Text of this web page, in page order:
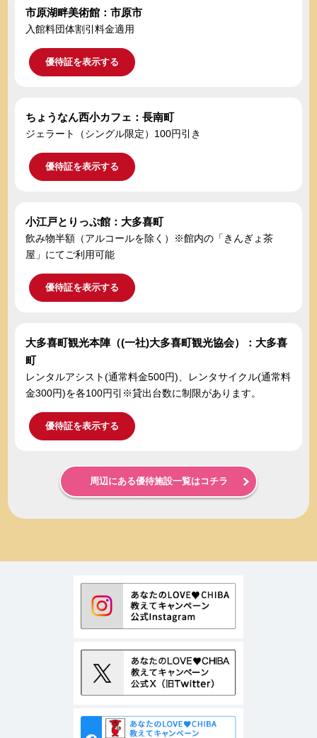
市原湖畔美術館：市原市
入館料団体割引料金適用
優待証を表示する
ちょうなん西小カフェ：長南町
ジェラート（シングル限定）100円引き
優待証を表示する
小江戸とりっぷ館：大多喜町
飲み物半額（アルコールを除く）※館内の「きんぎょ茶
屋」にてご利用可能
優待証を表示する
大多喜町観光本陣（(一社)大多喜町観光協会）：大多喜
町
レンタルアシスト(通常料金500円)、レンタサイクル(通常料
金300円)を各100円引※貸出台数に制限があります。
優待証を表示する
周辺にある優待施設一覧はコチラ